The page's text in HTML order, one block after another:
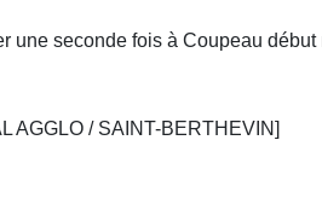
une seconde fois à Coupeau début
AGGLO / SAINT-BERTHEVIN]